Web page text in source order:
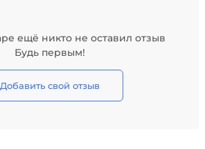
ещё никто не оставил отзыв
Будь первым!
Добавить свой отзыв